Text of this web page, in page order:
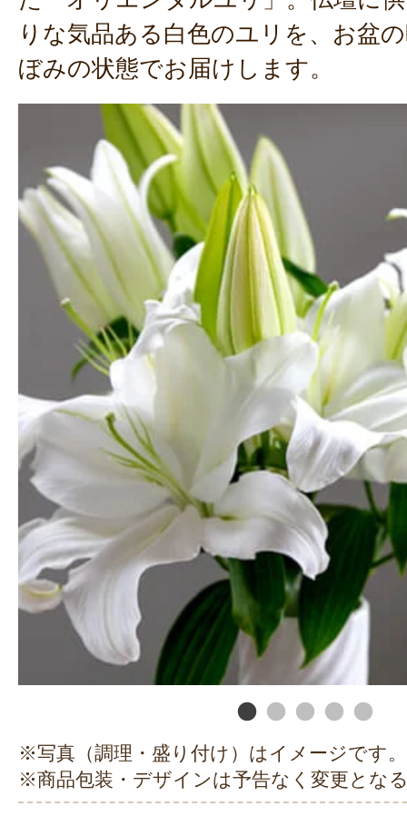
りな気品ある白色のユリを、お盆
ぼみの状態でお届けします。
※写真（調理・盛り付け）はイメージです。
※商品包装・デザインは予告なく変更とな